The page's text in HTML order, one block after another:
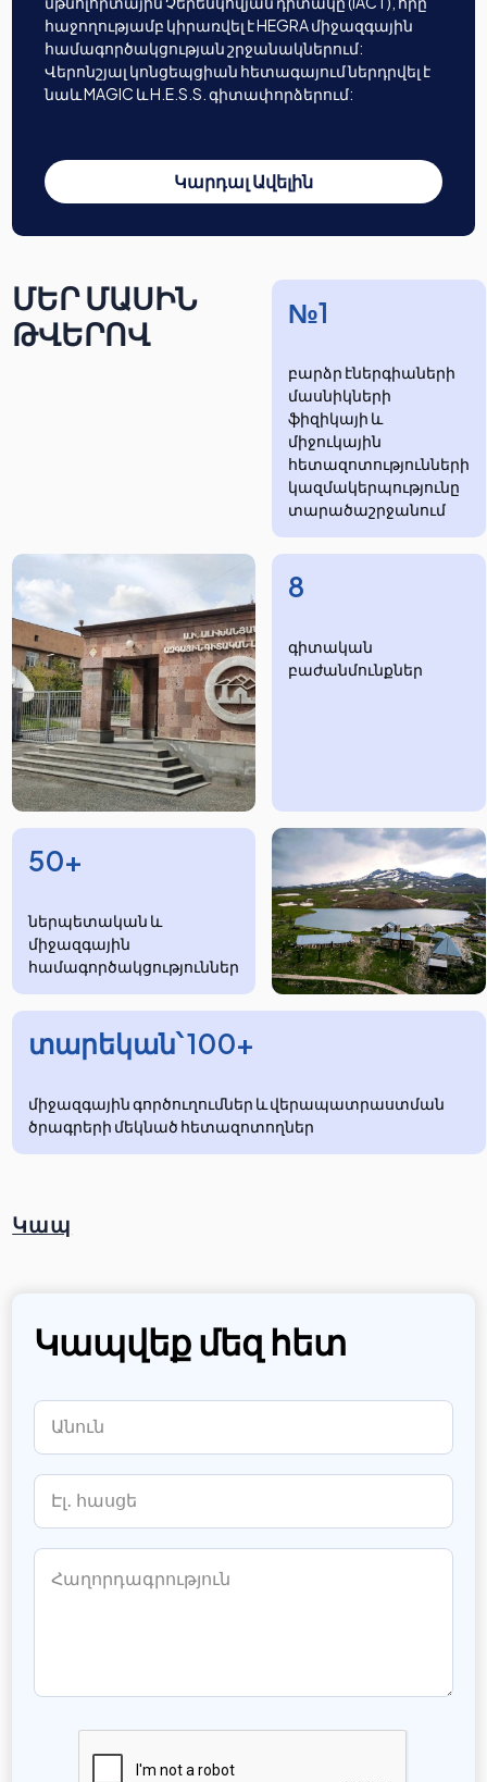
հաջողությամբ կիրառվել է HEGRA միջազգային
համագործակցության շրջանակներում:
Վերոնշյալ կոնցեպցիան հետագայում ներդրվել է
նաև MAGIC և H.E.S.S. գիտափորձերում:
Կարդալ Ավելին
ՄԵՐ ՄԱՍԻՆ
ԹՎԵՐՈՎ
№1
բարձր էներգիաների
մասնիկների
ֆիզիկայի և
միջուկային
հետազոտությունների
​​​​կազմակերպությունը
տարածաշրջանում
8
​​​գիտական
բաժանմունքներ
50+
ներպետական և
միջազգային
համագործակցություններ
տարեկան՝ 100+
միջազգային գործուղումներ և վերապատրաստման
ծրագրերի մեկնած հետազոտողներ
Կապ
Կապվեք մեզ հետ